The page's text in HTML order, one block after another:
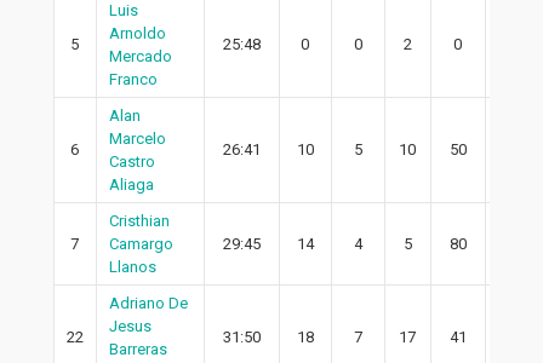
5
Luis
Arnoldo
Mercado
Franco
25:48 0 0 2 0
6
Alan
Marcelo
Castro
Aliaga
26:41 10 5 10 50
7
Cristhian
Camargo
Llanos
29:45 14 4 5 80
22
Adriano De
Jesus
Barreras
31:50 18 7 17 41